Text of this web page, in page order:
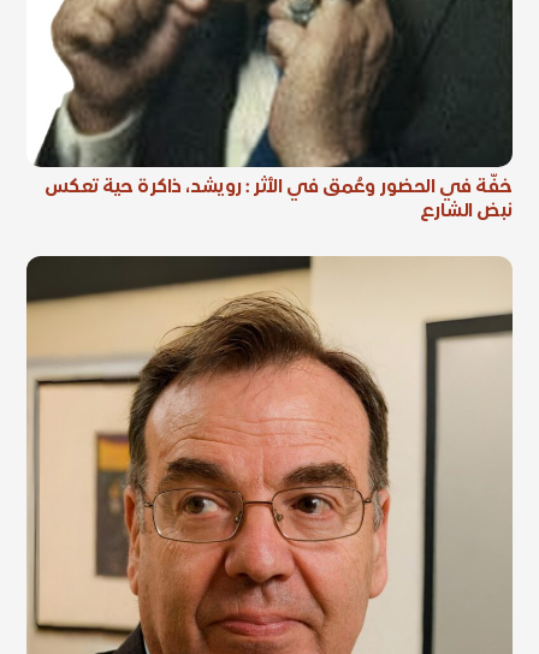
خفّة في الحضور وعُمق في الأثر : رويشد، ذاكرة حية تعكس
نبض الشارع